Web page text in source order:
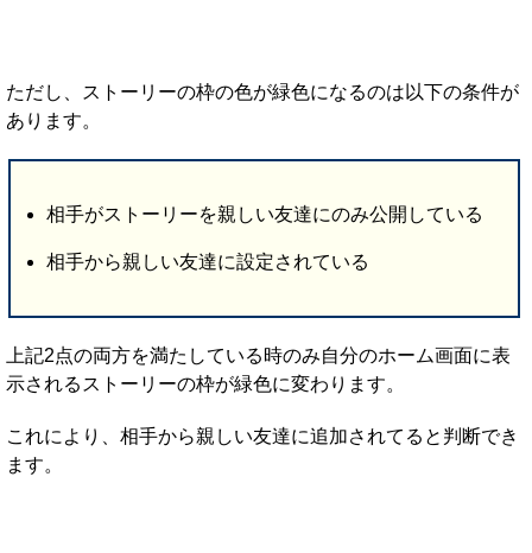
ただし、ストーリーの枠の色が緑色になるのは以下の条件が
あります。
相手がストーリーを親しい友達にのみ公開している
相手から親しい友達に設定されている
上記2点の両方を満たしている時のみ自分のホーム画面に表
示されるストーリーの枠が緑色に変わります。
これにより、相手から親しい友達に追加されてると判断でき
ます。